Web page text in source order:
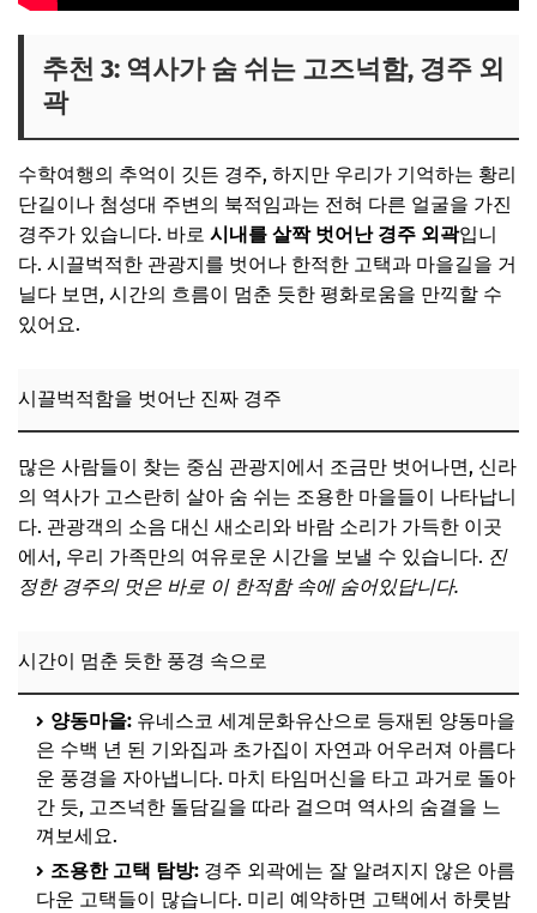
추천 3: 역사가 숨 쉬는 고즈넉함, 경주 외
곽
수학여행의 추억이 깃든 경주, 하지만 우리가 기억하는 황리
단길이나 첨성대 주변의 북적임과는 전혀 다른 얼굴을 가진
경주가 있습니다. 바로 시내를 살짝 벗어난 경주 외곽입니
다. 시끌벅적한 관광지를 벗어나 한적한 고택과 마을길을 거
닐다 보면, 시간의 흐름이 멈춘 듯한 평화로움을 만끽할 수
있어요.
시끌벅적함을 벗어난 진짜 경주
많은 사람들이 찾는 중심 관광지에서 조금만 벗어나면, 신라
의 역사가 고스란히 살아 숨 쉬는 조용한 마을들이 나타납니
다. 관광객의 소음 대신 새소리와 바람 소리가 가득한 이곳
에서, 우리 가족만의 여유로운 시간을 보낼 수 있습니다. 진
정한 경주의 멋은 바로 이 한적함 속에 숨어있답니다.
시간이 멈춘 듯한 풍경 속으로
양동마을: 유네스코 세계문화유산으로 등재된 양동마을
은 수백 년 된 기와집과 초가집이 자연과 어우러져 아름다
운 풍경을 자아냅니다. 마치 타임머신을 타고 과거로 돌아
간 듯, 고즈넉한 돌담길을 따라 걸으며 역사의 숨결을 느
껴보세요.
조용한 고택 탐방: 경주 외곽에는 잘 알려지지 않은 아름
다운 고택들이 많습니다. 미리 예약하면 고택에서 하룻밤